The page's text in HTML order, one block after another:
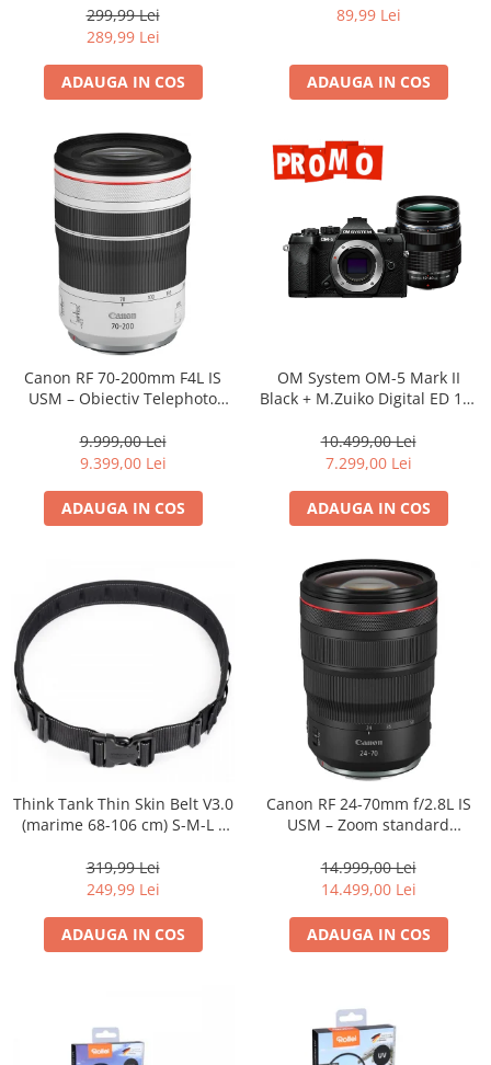
299,99 Lei
289,99 Lei
ADAUGA IN COS
89,99 Lei
ADAUGA IN COS
Canon RF 70-200mm F4L IS
USM – Obiectiv Telephoto
9.999,00 Lei
9.399,00 Lei
ADAUGA IN COS
OM System OM-5 Mark II
Black + M.Zuiko Digital ED 12-
camera mirrorless Micro Four
Thirds 20.4MP
10.499,00 Lei
7.299,00 Lei
ADAUGA IN COS
Think Tank Thin Skin Belt V3.0
(marime 68-106 cm) S-M-L -
319,99 Lei
249,99 Lei
ADAUGA IN COS
Canon RF 24-70mm f/2.8L IS
USM – Zoom standard
14.999,00 Lei
14.499,00 Lei
ADAUGA IN COS